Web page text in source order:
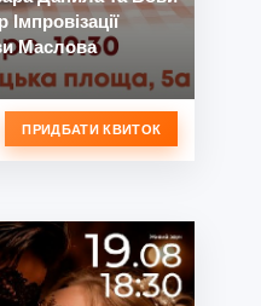
Маслова
ПРИДБАТИ КВИТОК